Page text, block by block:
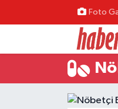
Foto
Tire Nöbetçi
Tire Hava Durumu
Tire Trafik